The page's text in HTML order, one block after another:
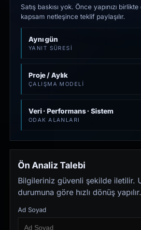
Satış baskısı yok. Önce yapınızı
kapsam netleşince teklif paylaşılır.
Aynı gün
YANIT SÜRESI
Proje / Aylık
ÇALIŞMA MODELI
Veri · Performans · Sistem
ODAK ALANLARI
Ön Analiz Talebi
Bilgileriniz güvenli şekilde iletilir.
durumuna göre hızlı dönüş yapılır.
Ad Soyad